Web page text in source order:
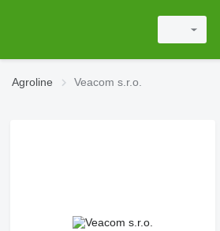
Agroline Veacom s.r.o.